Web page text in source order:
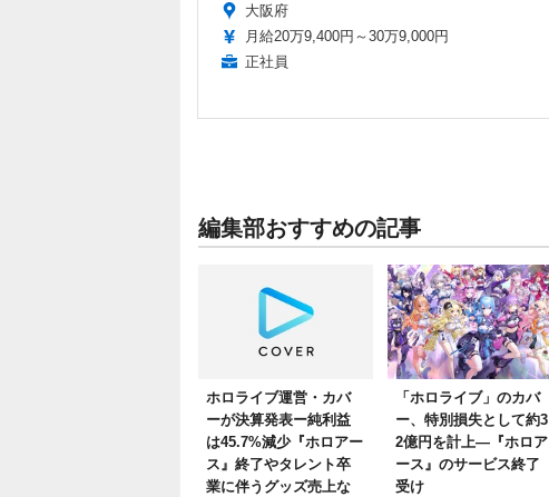
大阪府
月給20万9,400円～30万9,000円
正社員
編集部おすすめの記事
ホロライブ運営・カバ
ーが決算発表ー純利益
は45.7%減少『ホロアー
ス』終了やタレント卒
業に伴うグッズ売上な
「ホロライブ」のカバ
ー、特別損失として約3
2億円を計上―『ホロア
ース』のサービス終了
受け